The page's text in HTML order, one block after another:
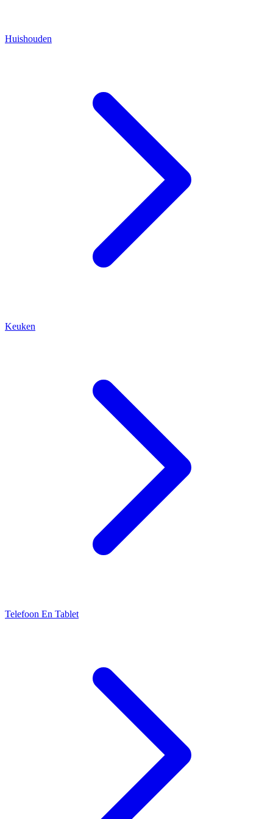
Huishouden
Keuken
Telefoon En Tablet